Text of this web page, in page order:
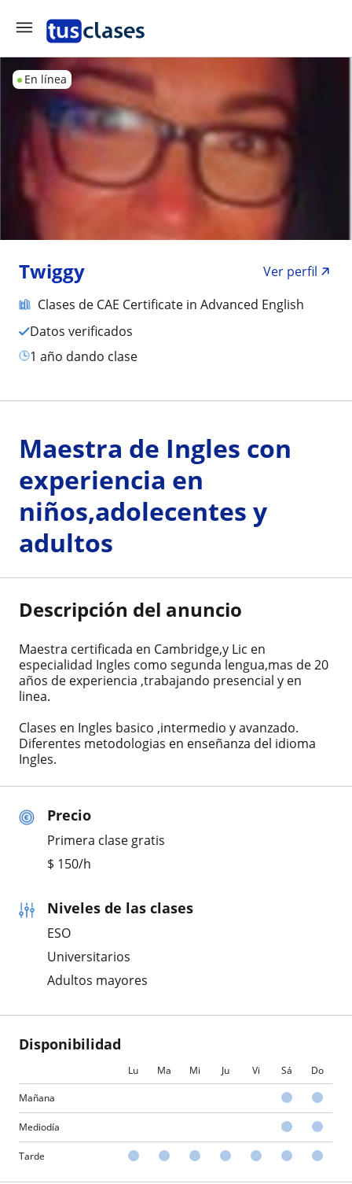
En línea
Twiggy
Ver perfil
Clases de CAE Certificate in Advanced English
Datos verificados
1 año dando clase
Precio
Primera clase gratis
$ 150/h
Niveles de las clases
ESO
Universitarios
Adultos mayores
Disponibilidad
Lu Ma Mi Ju Vi Sá Do
Mañana
Mediodía
Tarde
Maestra de Ingles con
experiencia en
niños,adolecentes y
adultos
Descripción del anuncio
Maestra certificada en Cambridge,y Lic en
especialidad Ingles como segunda lengua,mas de 20
años de experiencia ,trabajando presencial y en
linea.
Clases en Ingles basico ,intermedio y avanzado.
Diferentes metodologias en enseñanza del idioma
Ingles.